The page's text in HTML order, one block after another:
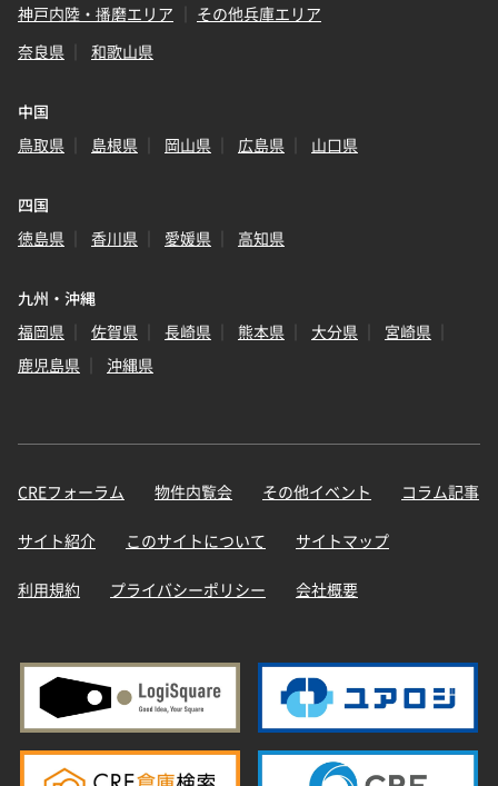
神戸内陸・播磨エリア
その他兵庫エリア
奈良県
和歌山県
中国
鳥取県
島根県 岡山県 広島県 山口県
四国
徳島県
香川県 愛媛県 高知県
九州・沖縄
福岡県
佐賀県 長崎県 熊本県 大分県
宮崎県
鹿児島県
沖縄県
CREフォーラム 物件内覧会 その他イベント コラム記事
サイト紹介 このサイトについて サイトマップ
利用規約 プライバシーポリシー 会社概要